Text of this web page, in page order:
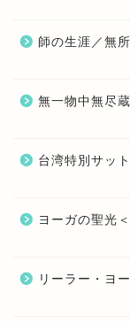
師の生涯／無
無一物中無尽蔵
台湾特別サッ
ヨーガの聖光
リーラー・ヨ